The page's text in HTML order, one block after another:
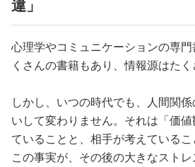
違」
心理学やコミュニケーションの専
くさんの書籍もあり、情報源はたく
しかし、いつの時代でも、人間関
いして変わりません。それは「価値
ていることと、相手が考えている
この事実が、その後の大きなスト